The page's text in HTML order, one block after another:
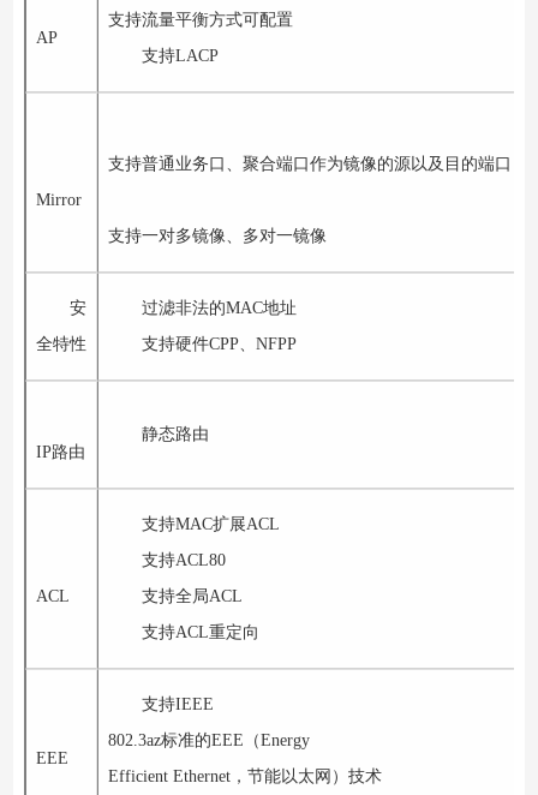
AP
支持流量平衡方式可配置
支持LACP
Mirror
支持普通业务口、聚合端口作为镜像的源以及目的端口
支持一对多镜像、多对一镜像
安
全特性
过滤非法的MAC地址
支持硬件CPP、 NFPP
IP路由
静态路由
ACL
支持MAC扩展ACL
支持ACL80
支持全局ACL
支持ACL重定向
EEE
支持IEEE
802.3az标准的EEE （Energy
Efficient Ethernet，节能以太网）技术